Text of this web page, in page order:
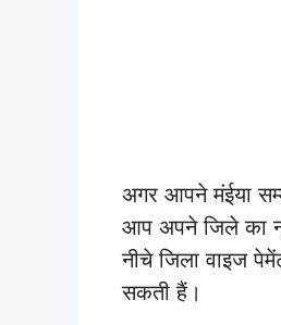
अगर आपने मंईया
आप अपने जिले का
नीचे जिला वाइज
सकती हैं।